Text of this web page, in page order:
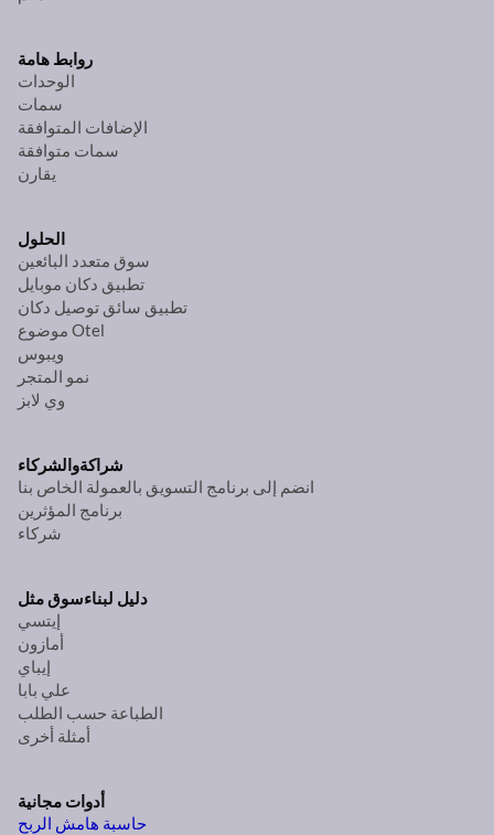
روابط هامة
الوحدات
سمات
الإضافات المتوافقة
سمات متوافقة
يقارن
الحلول
سوق متعدد البائعين
تطبيق دكان موبايل
تطبيق سائق توصيل دكان
موضوع Otel
ويبوس
نمو المتجر
وي لابز
شراكةوالشركاء
انضم إلى برنامج التسويق بالعمولة الخاص بنا
برنامج المؤثرين
شركاء
دليل لبناءسوق مثل
إيتسي
أمازون
إيباي
علي بابا
الطباعة حسب الطلب
أمثلة أخرى
أدوات مجانية
حاسبة هامش الربح